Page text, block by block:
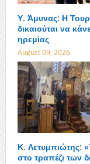
Υ. Άμυνας: Η
δικαιούται να
ηρεμίας
August 09, 2026
Κ. Λετυμπιώτης:
στο τραπέζι των